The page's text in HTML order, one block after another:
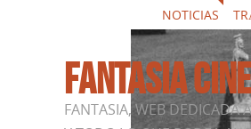
NOTICIAS
FANTASIA
FANTASIA, WEB DEDICADA